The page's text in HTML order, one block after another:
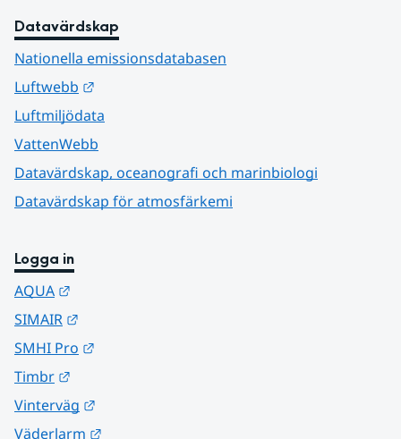
Datavärdskap
Nationella emissionsdatabasen
Luftwebb
Luftmiljödata
VattenWebb
Datavärdskap, oceanografi och marinbiologi
Datavärdskap för atmosfärkemi
Logga in
AQUA
SIMAIR
SMHI Pro
Timbr
Vinterväg
Väderlarm